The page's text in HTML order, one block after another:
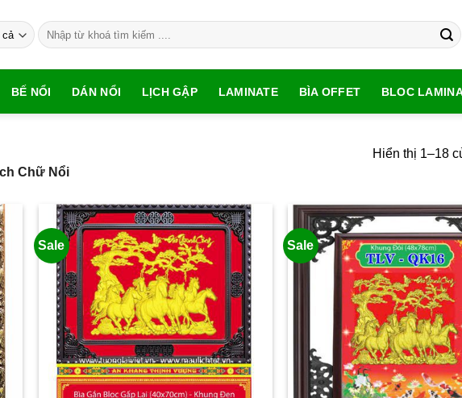
Tìm
kiếm:
BẾ NỔI DÁN NỔI LỊCH GẬP LAMINATE BÌA OFFET BLOC
Chữ Nổi
Hiển thị 1–18
Sale Sale